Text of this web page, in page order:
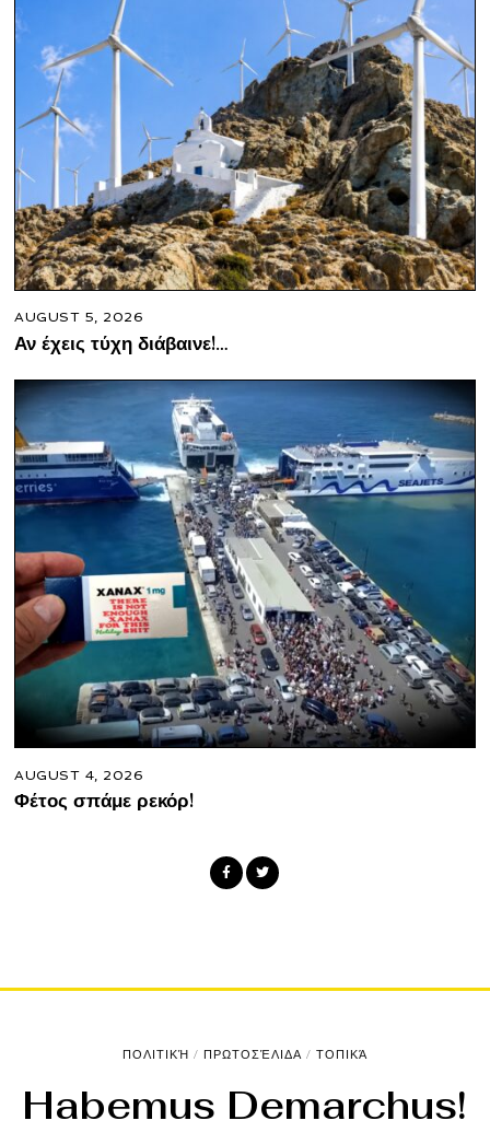
AUGUST 5, 2026
Αν έχεις τύχη διάβαινε!…
AUGUST 4, 2026
Φέτος σπάμε ρεκόρ!
ΠΟΛΙΤΙΚΉ / ΠΡΩΤΟΣΈΛΙΔΑ / ΤΟΠΙΚΆ
Habemus Demarchus!